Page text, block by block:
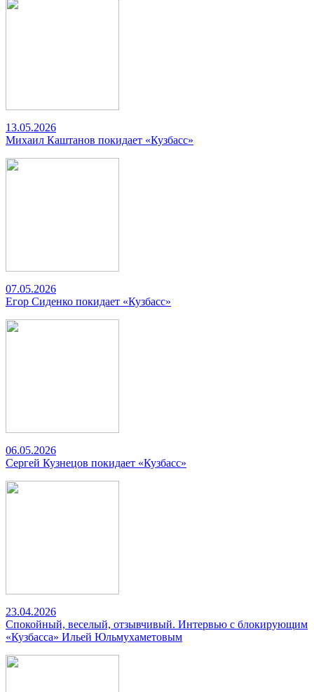
13.05.2026
Михаил Каштанов покидает «Кузбасс»
07.05.2026
Егор Сиденко покидает «Кузбасс»
06.05.2026
Сергей Кузнецов покидает «Кузбасс»
23.04.2026
Спокойный, веселый, отзывчивый. Интервью с блокирующим
«Кузбасса» Ильей Юльмухаметовым